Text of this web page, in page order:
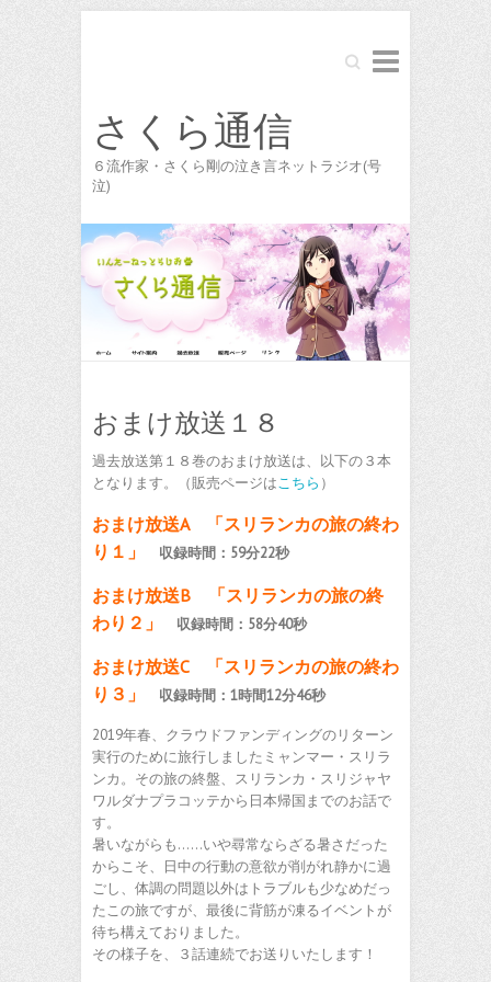
Search
さくら通信
６流作家・さくら剛の泣き言ネットラジオ(号
泣)
おまけ放送１８
過去放送第１８巻のおまけ放送は、以下の３本
となります。（販売ページはこちら ）
おまけ放送A 「スリランカの旅の終わ
り１」
収録時間：59分22秒
おまけ放送B 「スリランカの旅の終
わり２」
収録時間：58分40秒
おまけ放送C 「スリランカの旅の終わ
り３」
収録時間：1時間12分46秒
2019年春、クラウドファンディングのリターン
実行のために旅行しましたミャンマー・スリラ
ンカ。その旅の終盤、スリランカ・スリジャヤ
ワルダナプラコッテから日本帰国までのお話で
す。
暑いながらも……いや尋常ならざる暑さだった
からこそ、日中の行動の意欲が削がれ静かに過
ごし、体調の問題以外はトラブルも少なめだっ
たこの旅ですが、最後に背筋が凍るイベントが
待ち構えておりました。
その様子を、３話連続でお送りいたします！